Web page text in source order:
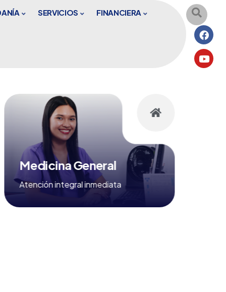
SERVICIOS FINANCIERA
Medicina General
Atención integral inmediata